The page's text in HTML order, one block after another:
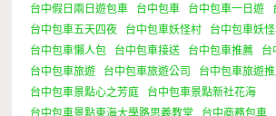
台中假日兩日遊包車
台中包車 台中包車一日遊
台中包車五天四夜
台中包車妖怪村
台中包車妖
台中包車懶人包
台中包車接送 台中包車推薦
台
台中包車旅遊
台中包車旅遊公司
台中包車旅遊
台中包車景點心之芳庭
台中包車景點新社花海